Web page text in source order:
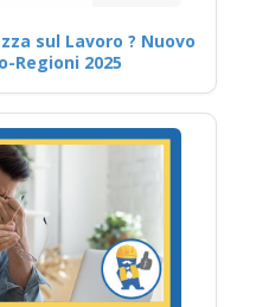
sul Lavoro ? Nuovo
Regioni 2025